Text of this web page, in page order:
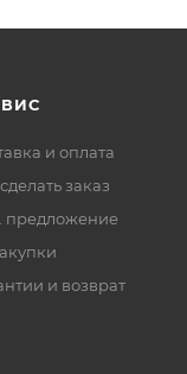
и оплата
заказ
предложение
и возврат